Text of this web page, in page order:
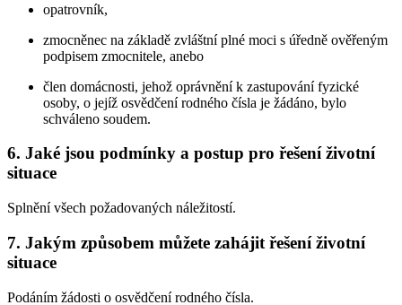
opatrovník,
zmocněnec na základě zvláštní plné moci s úředně ověřeným
podpisem zmocnitele, anebo
člen domácnosti, jehož oprávnění k zastupování fyzické
osoby, o jejíž osvědčení rodného čísla je žádáno, bylo
schváleno soudem.
6. Jaké jsou podmínky a postup pro řešení životní
situace
Splnění všech požadovaných náležitostí.
7. Jakým způsobem můžete zahájit řešení životní
situace
Podáním žádosti o osvědčení rodného čísla.